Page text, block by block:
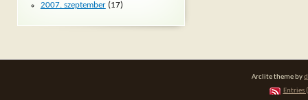
2007. szeptember(17)
Arclite theme by
Entries